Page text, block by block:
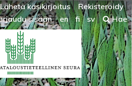
käsikirjoitus
Rekisteröidy
sisään
en fi sv Hae